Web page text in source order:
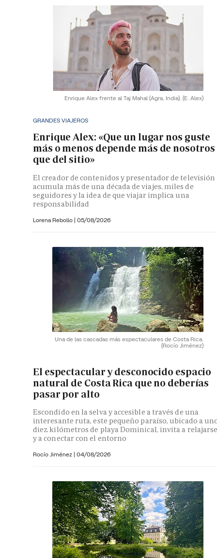
Enrique Alex frente al Taj Mahal (Agra, India). (E. Alex)
GRANDES VIAJEROS
Enrique Alex: «Que un lugar nos guste
más o menos depende más de nosotros
que del sitio»
El creador de contenidos y presentador de televisión
acumula más de una década de viajes, miles de
seguidores y la idea de que viajar implica una
responsabilidad
Lorena Rebollo | 05/08/2026
Una de las cascadas más espectaculares de Costa Rica.
(Rocío Jiménez)
El espectacular y desconocido espacio
natural de Costa Rica que no deberías
pasar por alto
Escondido en la selva y accesible a través de una
interesante ruta, este pequeño paraíso, ubicado a
diez kilómetros de playa Dominical, invita a
y a conectar con el entorno
Rocío Jiménez | 04/08/2026